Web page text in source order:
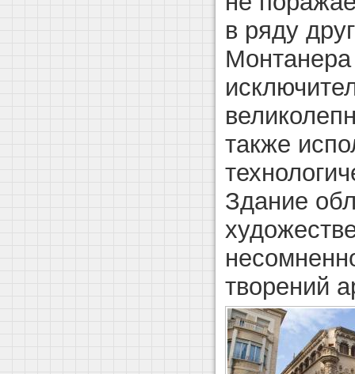
в ряду
Монтанера
также
Здание
творений